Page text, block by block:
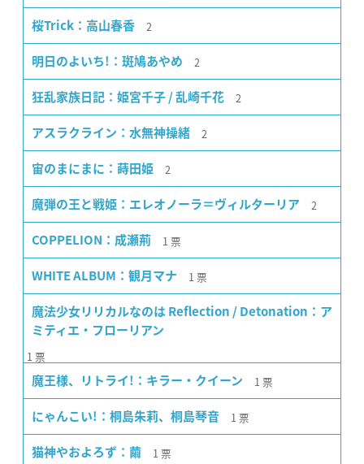
桜Trick：高山春香 2
明日のよいち!：斑鳩あやめ 2
狂乱家族日記：姫宮千子 / 乱崎千花 2
アスラクライン：水無神操緒 2
宙のまにまに：蒔田姫 2
魔弾の王と戦姫：エレオノーラ＝ヴィルターリア 2
COPPELION：成瀬荊 1 票
WHITE ALBUM：観月マナ 1 票
魔法少女リリカルなのは Reflection / Detonation：ア
ミティエ・フローリアン
1 票
魔王様、リトライ!：キラー・クイーン 1 票
にゃんこい!：桐島朱莉、桐島琴音 1 票
猫神やおよろず：繭 1 票